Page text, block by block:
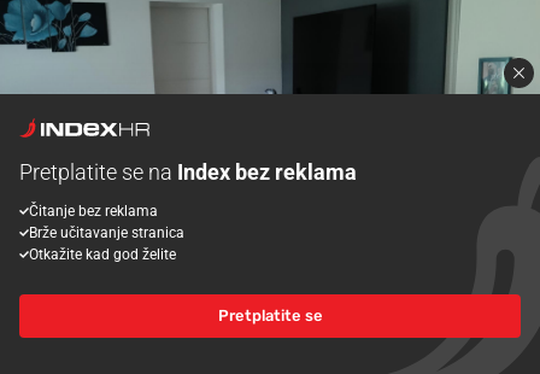
Pretplatite se na Index bez reklama
Čitanje bez reklama
Brže učitavanje stranica
Otkažite kad god želite
Pretplatite se